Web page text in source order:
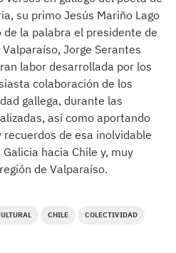
su primo Jesús Mariño Lago
de la palabra el presidente de
Jorge Serantes
labor desarrollada por los
colaboración de los
gallega, durante las
así como aportando
de esa inolvidable
hacia Chile y, muy
de Valparaíso.
CHILE COLECTIVIDAD